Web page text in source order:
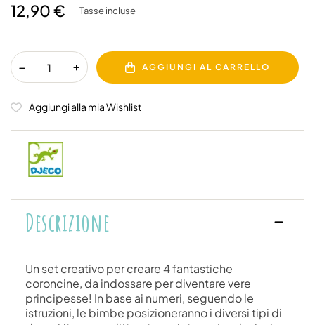
12,90 € Tasse incluse
AGGIUNGI AL CARRELLO
Aggiungi alla mia Wishlist
Descrizione
Un set creativo per creare 4 fantastiche
coroncine, da indossare per diventare vere
principesse! In base ai numeri, seguendo le
istruzioni, le bimbe posizioneranno i diversi tipi di